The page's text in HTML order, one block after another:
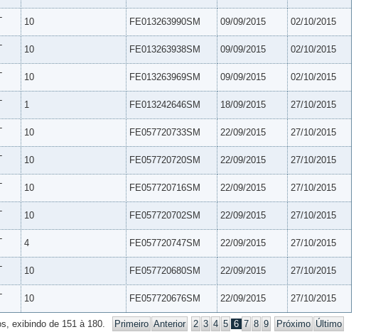
10 FE013263990SM 09/09/2015 02/10/2015
10 FE013263938SM 09/09/2015 02/10/2015
10 FE013263969SM 09/09/2015 02/10/2015
1 FE013242646SM 18/09/2015 27/10/2015
10 FE057720733SM 22/09/2015 27/10/2015
10 FE057720720SM 22/09/2015 27/10/2015
10 FE057720716SM 22/09/2015 27/10/2015
10 FE057720702SM 22/09/2015 27/10/2015
4 FE057720747SM 22/09/2015 27/10/2015
10 FE057720680SM 22/09/2015 27/10/2015
10 FE057720676SM 22/09/2015 27/10/2015
exibindo de 151 à 180. Primeiro Anterior 2 3 4 5 6 7 8 9 Próximo Último